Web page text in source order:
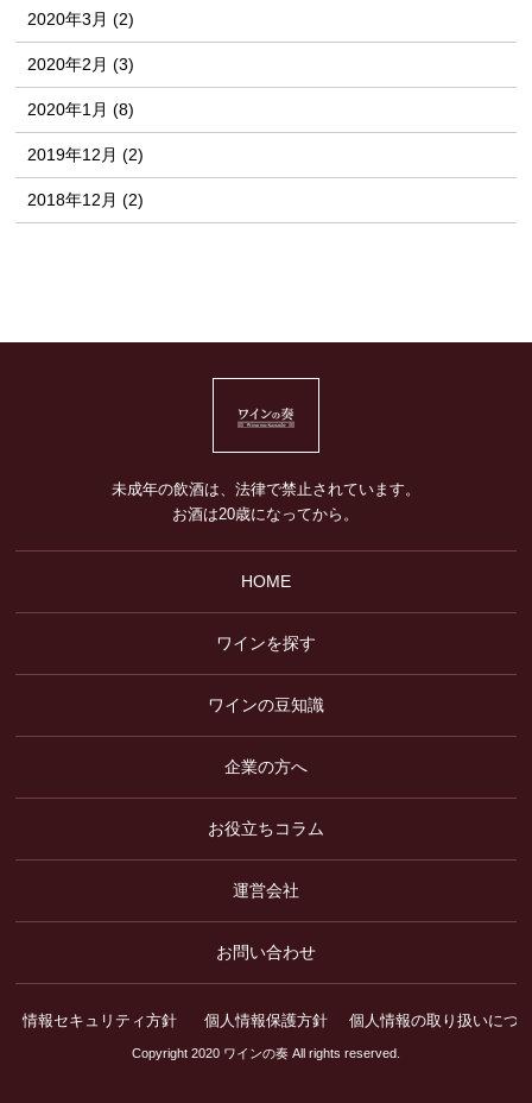
2020年3月 (2)
2020年2月 (3)
2020年1月 (8)
2019年12月 (2)
2018年12月 (2)
未成年の飲酒は、法律で禁止されています。
お酒は20歳になってから。
HOME
ワインを探す
ワインの豆知識
企業の方へ
お役立ちコラム
運営会社
お問い合わせ
情報セキュリティ方針 個人情報保護方針 個人情報の取り扱いにつ
Copyright 2020 ワインの奏 All rights reserved.